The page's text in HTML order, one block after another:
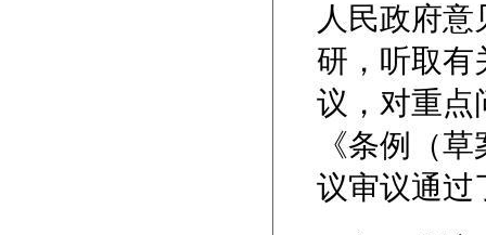
人民政府
研，听取有
议，对重点
《条例（
议审议通过